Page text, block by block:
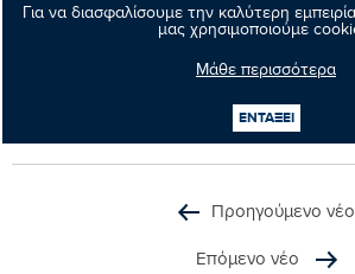
Για να διασφαλίσουμε την καλύτερη
μας χρησιμοποιούμε
Μάθε περισσότερα
ΕΝΤΑΞΕΙ
Ηράκλειο 16 Νοεμβρίου
Προηγούμενο νέο
Επόμενο νέο